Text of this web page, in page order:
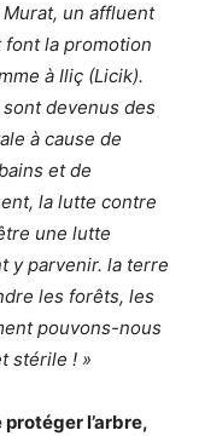
un affluent
font la promotion
à Iliç (Licik).
devenus des
à cause de
et de
la lutte contre
une lutte
y parvenir. la terre
les forêts, les
pouvons-nous
stérile ! »
l’arbre,